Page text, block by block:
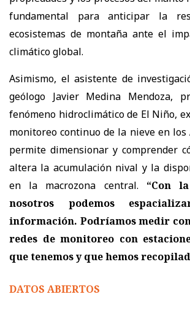
fundamental para anticipar la
ecosistemas de montaña ante el
climático global.
Asimismo, el asistente de
geólogo Javier Medina Mendoza,
fenómeno hidroclimático de El Niño,
monitoreo continuo de la nieve en los
permite dimensionar y comprender
altera la acumulación nival y la
en la macrozona central.
“Con
nosotros podemos
información. Podríamos medir
redes de monitoreo con
que tenemos y que hemos
DATOS ABIERTOS